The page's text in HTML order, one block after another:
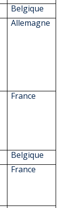
Belgique
Allemagne
France
Belgique
France